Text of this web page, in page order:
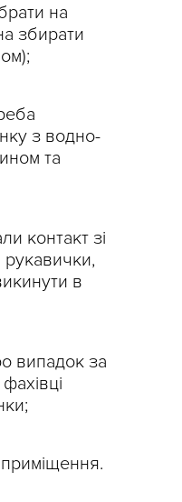
на
збирати
з водно-
та
контакт зі
рукавички,
в
випадок за